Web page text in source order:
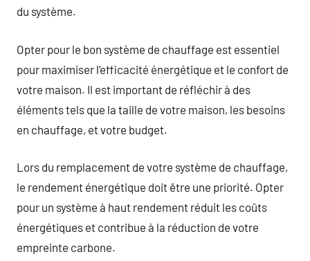
du système.
Opter pour le bon système de chauffage est essentiel
pour maximiser l’efficacité énergétique et le confort de
votre maison. Il est important de réfléchir à des
éléments tels que la taille de votre maison, les besoins
en chauffage, et votre budget.
Lors du remplacement de votre système de chauffage,
le rendement énergétique doit être une priorité. Opter
pour un système à haut rendement réduit les coûts
énergétiques et contribue à la réduction de votre
empreinte carbone.